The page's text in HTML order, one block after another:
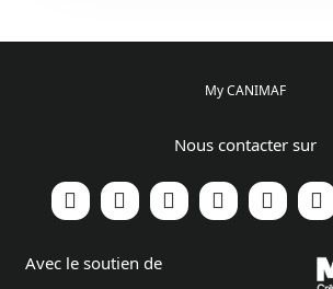
My CANIMAF
Nous contacter sur
Avec le soutien de